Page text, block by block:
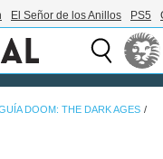
El Señor de los Anillos PS5
DOOM: THE DARK AGES